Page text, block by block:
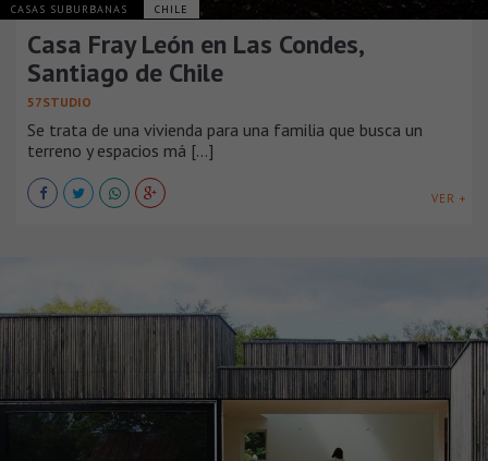
CASAS SUBURBANAS CHILE
Casa Fray León en Las Condes,
Santiago de Chile
57STUDIO
Se trata de una vivienda para una familia que busca un
terreno y espacios má [...]
VER +